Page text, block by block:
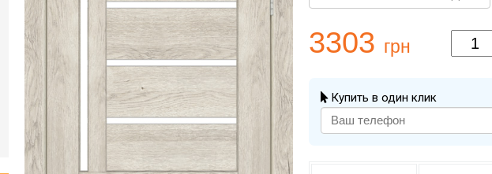
3303 грн
Купить в один клик